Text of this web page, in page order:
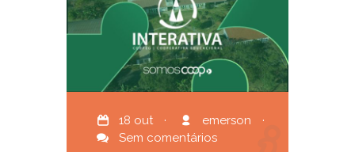
18 out · emerson
·
Sem comentários